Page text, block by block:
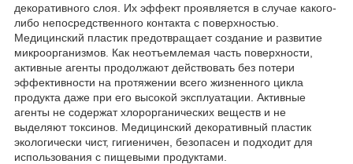
декоративного слоя. Их эффект проявляется в случае какого-
либо непосредственного контакта с поверхностью.
Медицинский пластик предотвращает создание и развитие
микроорганизмов. Как неотъемлемая часть поверхности,
активные агенты продолжают действовать без потери
эффективности на протяжении всего жизненного цикла
продукта даже при его высокой эксплуатации. Активные
агенты не содержат хлорорганических веществ и не
выделяют токсинов. Медицинский декоративный пластик
экологически чист, гигиеничен, безопасен и подходит для
использования с пищевыми продуктами.